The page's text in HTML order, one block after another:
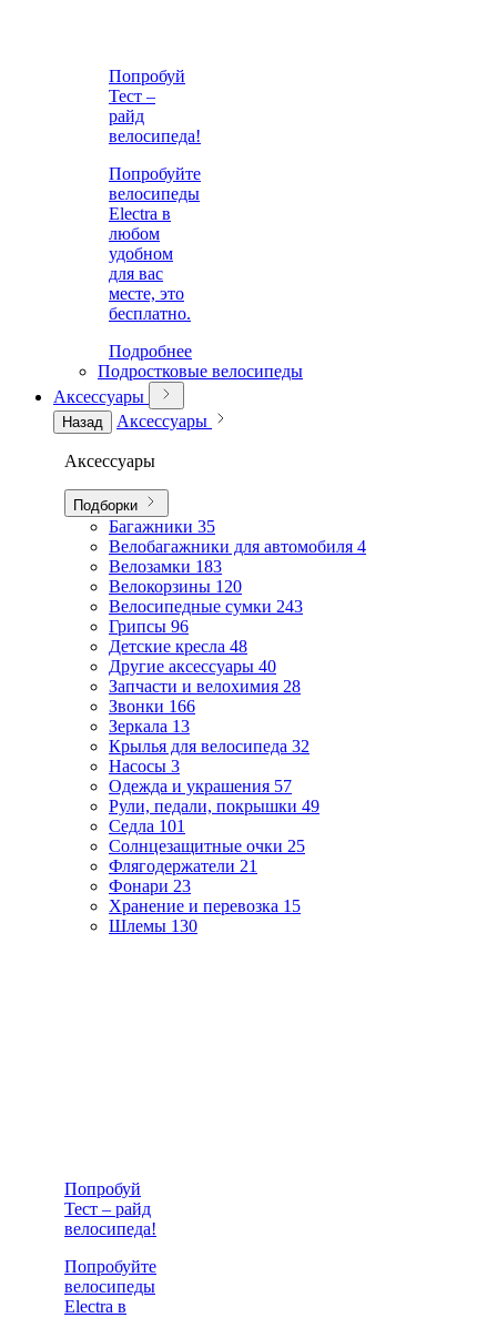
Попробуй
Тест –
райд
велосипеда!
Попробуйте
велосипеды
Electra в
любом
удобном
для вас
месте, это
бесплатно.
Подробнее
Подростковые велосипеды
Аксессуары
Назад Аксессуары
Аксессуары
Подборки
Багажники 35
Велобагажники для автомобиля 4
Велозамки 183
Велокорзины 120
Велосипедные сумки 243
Грипсы 96
Детские кресла 48
Другие аксессуары 40
Запчасти и велохимия 28
Звонки 166
Зеркала 13
Крылья для велосипеда 32
Насосы 3
Одежда и украшения 57
Рули, педали, покрышки 49
Седла 101
Солнцезащитные очки 25
Флягодержатели 21
Фонари 23
Хранение и перевозка 15
Шлемы 130
Попробуй
Тест – райд
велосипеда!
Попробуйте
велосипеды
Electra в